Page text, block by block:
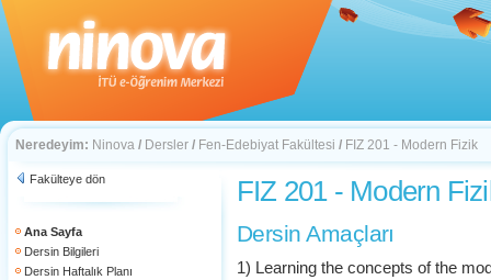
Neredeyim: Ninova / Dersler / Fen-Edebiyat Fakültesi / FIZ 201 - Modern Fizik
Fakülteye dön
Ana Sayfa
Dersin Bilgileri
Dersin Haftalık Planı
FIZ 201 - Modern
Dersin Amaçları
1) Learning the concepts of the